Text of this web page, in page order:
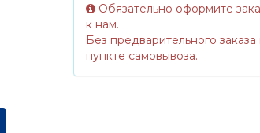
Обязательно оформите
к нам.
Без предварительного
пункте самовывоза.